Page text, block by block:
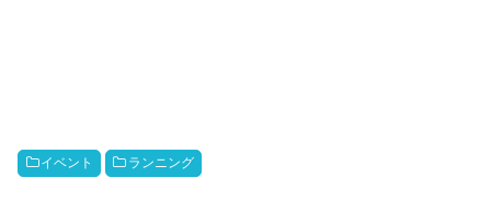
イベント ランニング